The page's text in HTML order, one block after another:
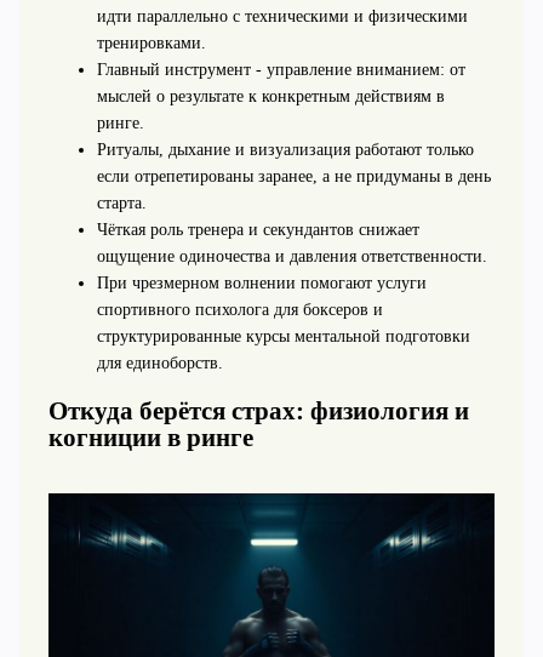
идти параллельно с техническими и физическими
тренировками.
Главный инструмент - управление вниманием: от
мыслей о результате к конкретным действиям в
ринге.
Ритуалы, дыхание и визуализация работают только
если отрепетированы заранее, а не придуманы в день
старта.
Чёткая роль тренера и секундантов снижает
ощущение одиночества и давления ответственности.
При чрезмерном волнении помогают услуги
спортивного психолога для боксеров и
структурированные курсы ментальной подготовки
для единоборств.
Откуда берётся страх: физиология и
когниции в ринге